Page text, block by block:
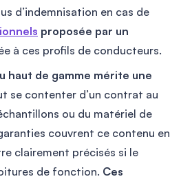
d’indemnisation en cas de
proposée par un
à ces profils de conducteurs.
haut de gamme mérite une
se contenter d’un contrat au
ou du matériel de
couvrent ce contenu en
clairement précisés si le
de fonction. Ces